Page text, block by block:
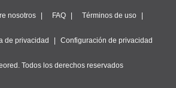
procedentes de diferentes fuentes,
el contenido.
dispositivos, publicidad y contenido
nosotros FAQ Términos de uso
de privacidad Configuración de privacidad
Todos los derechos reservados